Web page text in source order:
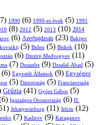
1990 (6) 1990-es évek (5) 1991
(8) 2012 (5) 2013 (10) 2014
(6) Azerbajdzsán (23) Bakijev
(5) Biden (5) Biskek (10)
(6) Dmitrij Medvegyev (11)
(7) Dusanbe (9) Dzsalal-Abad (5)
(6) Egyesült Államok (9) Egységes
(5) Finnország (5) Franciaország
Grúzia (41) Gyóni Gábor (5)
Igazságos Oroszország (6) II.
Jekatyerinburg (11) Jelcin (12)
(7) Kadirov (9) Karaganov